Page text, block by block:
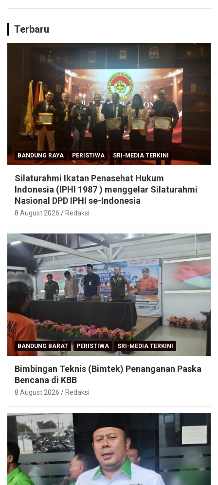
Terbaru
BANDUNG RAYA PERISTIWA SRI-MEDIA TERKINI
Silaturahmi Ikatan Penasehat Hukum
Indonesia (IPHI 1987 ) menggelar Silaturahmi
Nasional DPD IPHI se-Indonesia
8 August 2026 Redaksi
BANDUNG BARAT PERISTIWA SRI-MEDIA TERKINI
Bimbingan Teknis (Bimtek) Penanganan Paska
Bencana di KBB
8 August 2026 Redaksi